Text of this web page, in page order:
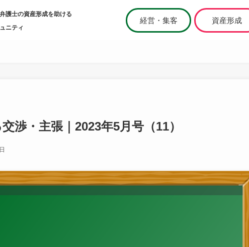
護士の資産形成を助ける
ニティ
経営・集客 資産形成
渉・主張｜2023年5月号（11）